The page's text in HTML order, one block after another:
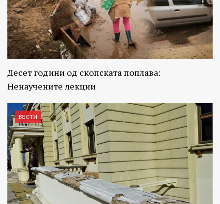
Десет години од скопската поплава:
Ненаучените лекции
ВЕСТИ